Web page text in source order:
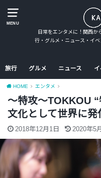
MENU
日常をエンタメに！関西か
行・グルメ・ニュース・イ
旅行 グルメ ニュース
HOME エンタメ
〜特攻〜TOKKOU
文化として世界に
2018年12月1日 2020年5